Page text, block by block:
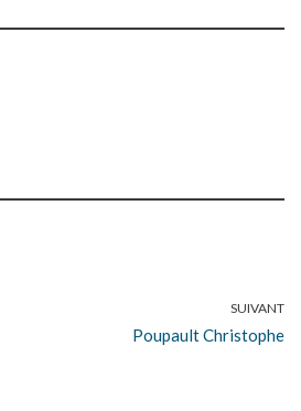
SUIVANT
Poupault Christophe